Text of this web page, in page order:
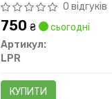
0 відгуків
750₴
сьогодні
Артикул:
LPR
КУПИТИ